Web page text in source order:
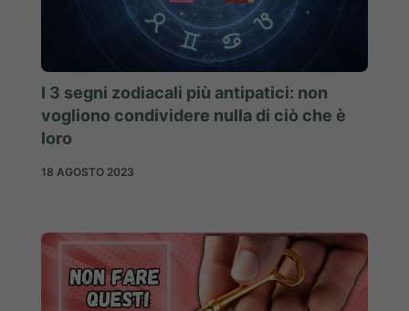
I 3 segni zodiacali più antipatici: non
vogliono condividere nulla di ciò che è
loro
18 AGOSTO 2023